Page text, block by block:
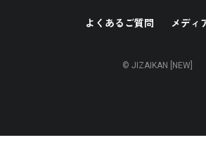
よくあるご質問 メディ
© JIZAIKAN [NEW]